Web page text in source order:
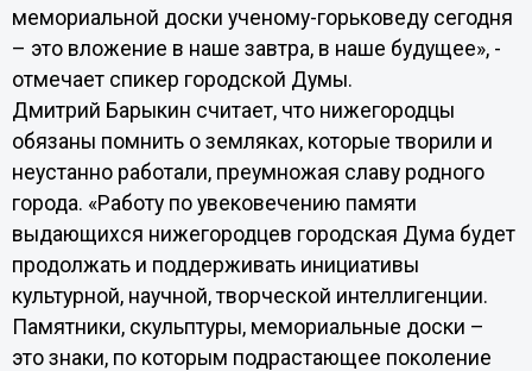
мемориальной доски ученому-горьковеду сегодня
– это вложение в наше завтра, в наше будущее», -
отмечает спикер городской Думы.
Дмитрий Барыкин считает, что нижегородцы
обязаны помнить о земляках, которые творили и
неустанно работали, преумножая славу родного
города. «Работу по увековечению памяти
выдающихся нижегородцев городская Дума будет
продолжать и поддерживать инициативы
культурной, научной, творческой интеллигенции.
Памятники, скульптуры, мемориальные доски –
это знаки, по которым подрастающее поколение